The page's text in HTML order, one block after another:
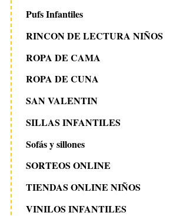
Pufs Infantiles
RINCON DE LECTURA NIÑOS
ROPA DE CAMA
ROPA DE CUNA
SAN VALENTIN
SILLAS INFANTILES
Sofás y sillones
SORTEOS ONLINE
TIENDAS ONLINE NIÑOS
VINILOS INFANTILES